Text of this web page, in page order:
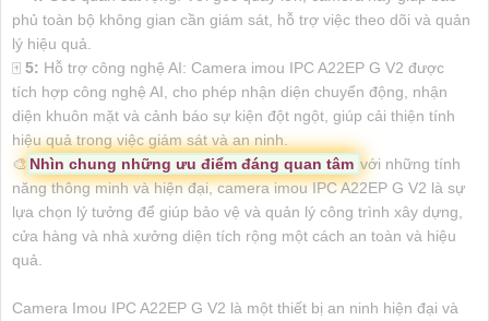
phủ toàn bộ không gian cần giám sát, hỗ trợ việc theo dõi và quản
lý hiệu quả.
🀄 5: Hỗ trợ công nghệ AI: Camera imou IPC A22EP G V2 được
tích hợp công nghệ AI, cho phép nhận diện chuyển động, nhận
diện khuôn mặt và cảnh báo sự kiện đột ngột, giúp cải thiện tính
hiệu quả trong việc giám sát và an ninh.
🎨 Nhìn chung những ưu điểm đáng quan tâm với những tính
năng thông minh và hiện đại, camera imou IPC A22EP G V2 là sự
lựa chọn lý tưởng để giúp bảo vệ và quản lý công trình xây dựng,
cửa hàng và nhà xưởng diện tích rộng một cách an toàn và hiệu
quả.
Camera Imou IPC A22EP G V2 là một thiết bị an ninh hiện đại và